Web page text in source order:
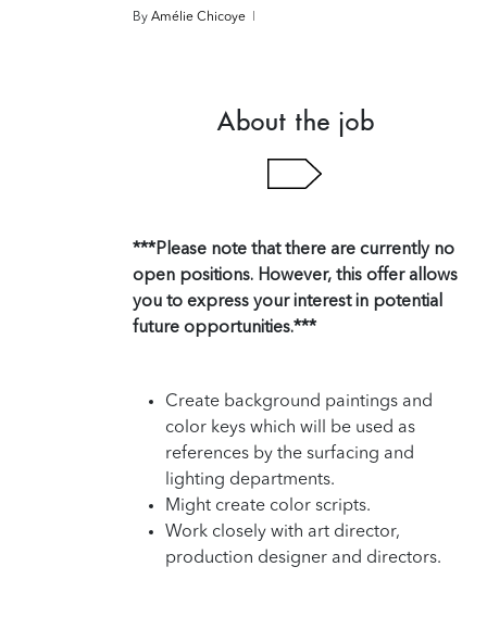
By Amélie Chicoye
About the job
***Please note that there are currently no
open positions. However, this offer allows
you to express your interest in potential
future opportunities.***
Create background paintings and
color keys which will be used as
references by the surfacing and
lighting departments.
Might create color scripts.
Work closely with art director,
production designer and directors.